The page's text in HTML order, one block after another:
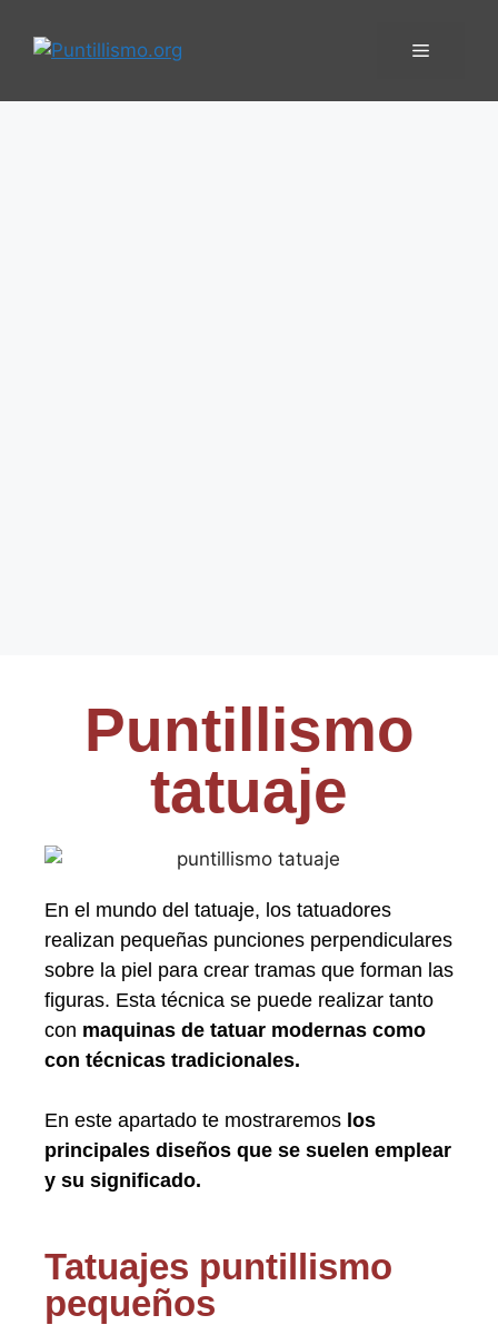
Puntillismo
tatuaje
En el mundo del tatuaje, los tatuadores
realizan pequeñas punciones perpendiculares
sobre la piel para crear tramas que forman las
figuras. Esta técnica se puede realizar tanto
con maquinas de tatuar modernas como
con técnicas tradicionales.
En este apartado te mostraremos los
principales diseños que se suelen emplear
y su significado.
Tatuajes puntillismo
pequeños